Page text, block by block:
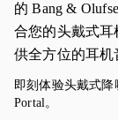
的 Bang &
合您的头戴式
供全方位的耳机
即刻体验头戴式降
Portal。